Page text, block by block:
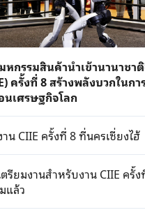
หกรรมสินค้านำเข้านานาชา
ครั้งที่ 8 สร้างพลังบวกในกา
นเศรษฐกิจโลก
าน CIIE ครั้งที่ 8 ที่นครเซี่ยงไฮ้
ตรียมงานสำหรับงาน CIIE ครั้
แล้ว